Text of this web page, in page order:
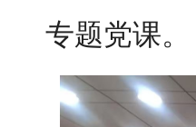
专题党课。